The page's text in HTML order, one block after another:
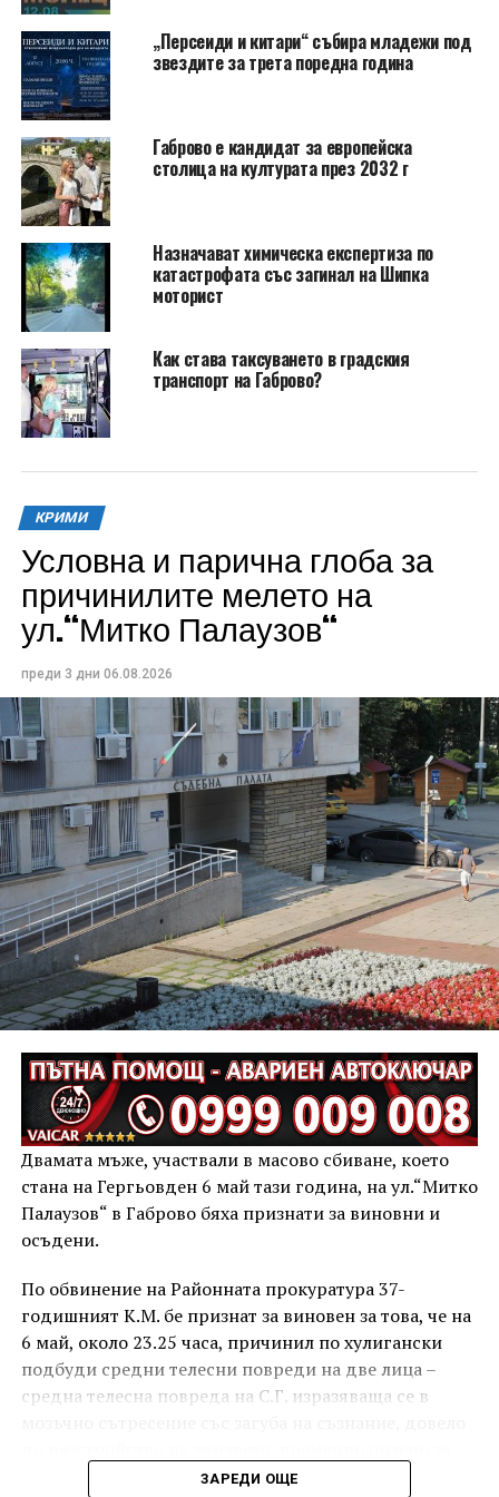
„Персеиди и китари“ събира младежи под
звездите за трета поредна година
Габрово е кандидат за европейска
столица на културата през 2032 г
Назначават химическа експертиза по
катастрофата със загинал на Шипка
моторист
Как става таксуването в градския
транспорт на Габрово?
КРИМИ
Условна и парична глоба за
причинилите мелето на
ул.“Митко Палаузов“
преди 3 дни 06.08.2026
Двамата мъже, участвали в масово сбиване, което
стана на Гергьовден 6 май тази година, на ул.“Митко
Палаузов“ в Габрово бяха признати за виновни и
осъдени.
По обвинение на Районната прокуратура 37-
годишният К.М. бе признат за виновен за това, че на
6 май, около 23.25 часа, причинил по хулигански
подбуди средни телесни повреди на две лица –
средна телесна повреда на С.Г. изразяваща се в
живота, и лека телесна повреда на Х.С., която бе с
ЗАРЕДИ ОЩЕ